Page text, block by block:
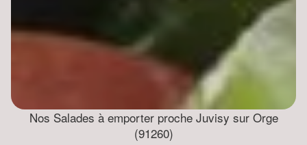
Nos Salades à emporter proche Juvisy sur Orge
(91260)